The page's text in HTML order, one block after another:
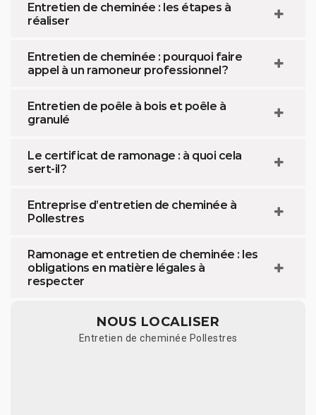
Entretien de cheminée : les étapes à
réaliser
Entretien de cheminée : pourquoi faire
appel à un ramoneur professionnel ?
Entretien de poêle à bois et poêle à
granulé
Le certificat de ramonage : à quoi cela
sert-il ?
Entreprise d’entretien de cheminée à
Pollestres
Ramonage et entretien de cheminée : les
obligations en matière légales à
respecter
NOUS LOCALISER
Entretien de cheminée Pollestres